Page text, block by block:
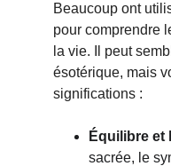
Beaucoup ont
pour comprendre
la vie. Il peut
ésotérique, mais
significations :
Équilibre et
sacrée, le